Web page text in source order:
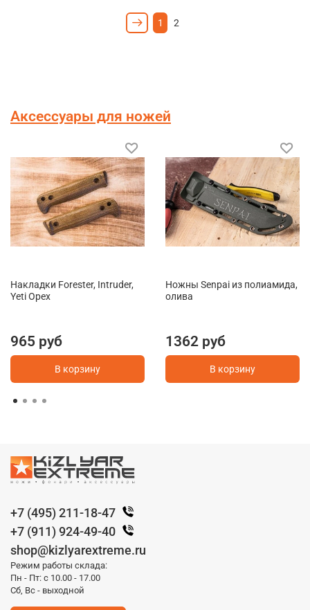
1 2
Аксессуары для ножей
Накладки Forester, Intruder,
Yeti Орех
965 руб
В корзину
Ножны Senpai из полиамида,
олива
1362 руб
В корзину
+7 (495) 211-18-47
+7 (911) 924-49-40
shop@kizlyarextreme.ru
Режим работы склада:
Пн - Пт: с 10.00 - 17.00
Сб, Вс - выходной